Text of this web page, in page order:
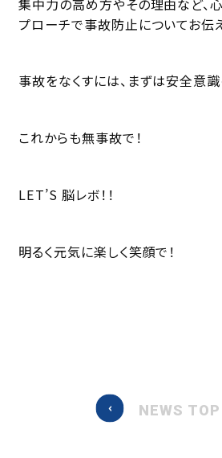
プローチで事故防止についてお伝
事故をなくすには、まずは安全意
これからも無事故で！
LET’S 脳レボ！！
明るく元気に楽しく笑顔で！
NEWS TOP